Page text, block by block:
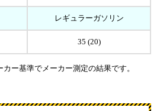
レギュラーガソリン
35 (20)
ー基準でメーカー測定の結果です。